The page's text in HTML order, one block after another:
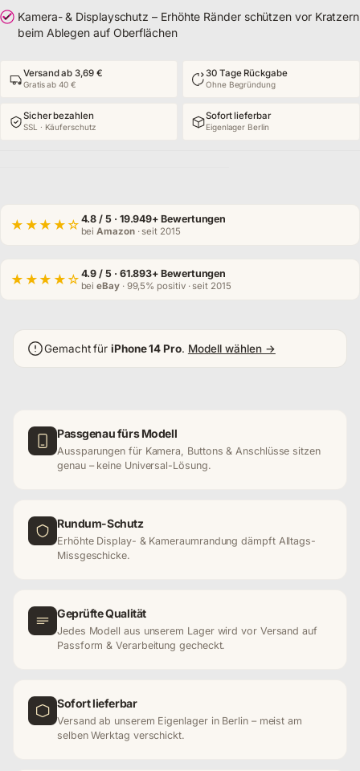
Kamera- & Displayschutz – Erhöhte Ränder schützen vor Kratzern
beim Ablegen auf Oberflächen
Versand ab 3,69 €
Gratis ab 40 €
30 Tage Rückgabe
Ohne Begründung
Sicher bezahlen
SSL · Käuferschutz
Sofort lieferbar
Eigenlager Berlin
★★★★☆ 4.8 / 5 · 19.949+ Bewertungen
beiAmazon· seit 2015
★★★★☆ 4.9 / 5 · 61.893+ Bewertungen
beieBay· 99,5% positiv · seit 2015
Gemacht füriPhone 14 Pro. Modell wählen →
Passgenau fürs Modell
Aussparungen für Kamera, Buttons & Anschlüsse sitzen
genau – keine Universal-Lösung.
Rundum-Schutz
Erhöhte Display- & Kameraumrandung dämpft Alltags-
Missgeschicke.
Geprüfte Qualität
Jedes Modell aus unserem Lager wird vor Versand auf
Passform & Verarbeitung gecheckt.
Sofort lieferbar
Versand ab unserem Eigenlager in Berlin – meist am
selben Werktag verschickt.